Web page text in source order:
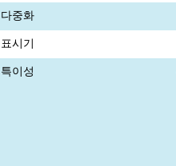
다중화
표시기
특이성